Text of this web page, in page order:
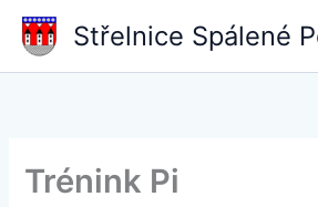
Přeskočit
Střelnice Spálené
Trénink Pi